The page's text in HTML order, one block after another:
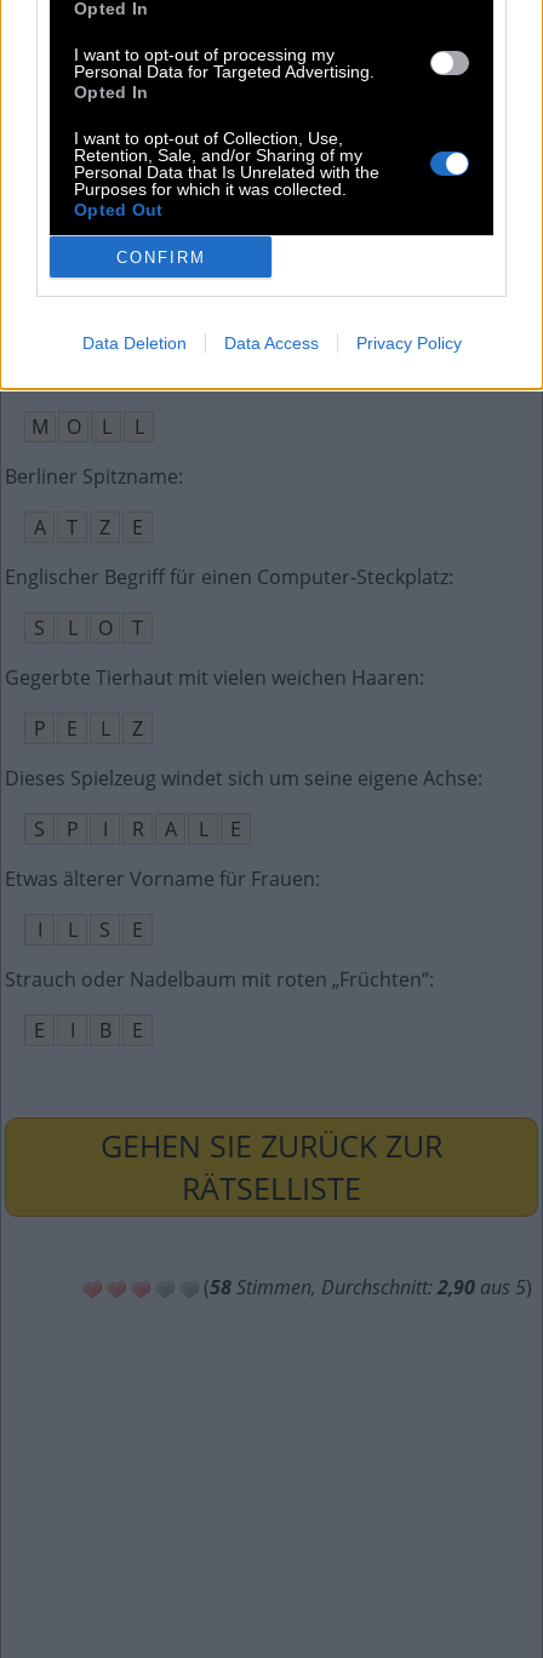
Opted In
I want to opt-out of processing my
Personal Data for Targeted Advertising.
Opted In
I want to opt-out of Collection, Use,
Retention, Sale, and/or Sharing of my
Personal Data that Is Unrelated with the
Purposes for which it was collected.
Opted Out
CONFIRM
Data Deletion Data Access Privacy Policy
Sagt der Ballettlehrer das, beugt man die Knie
Gerät zur Trennung großer und kleiner Partikel:
Akronym für Internationale Standardbuchnummer
M
O L
L
Berliner Spitzname:
A
T Z
E
Englischer Begriff für einen Computer-Steckplatz:
S
L O
T
Gegerbte Tierhaut mit vielen weichen Haaren:
P
E L
Z
Dieses Spielzeug windet sich um seine eigene Achse:
S
P I R A L
E
Etwas älterer Vorname für Frauen:
I
L S
E
Strauch oder Nadelbaum mit roten „Früchten“:
E
I B E
GEHEN SIE ZURÜCK ZUR
RÄTSELLISTE
(58Stimmen, Durchschnitt: 2,90 aus 5)